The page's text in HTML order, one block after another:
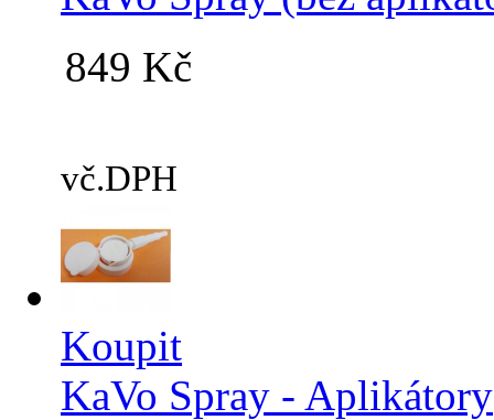
849 Kč
vč.DPH
Koupit
KaVo Spray - Aplikátory